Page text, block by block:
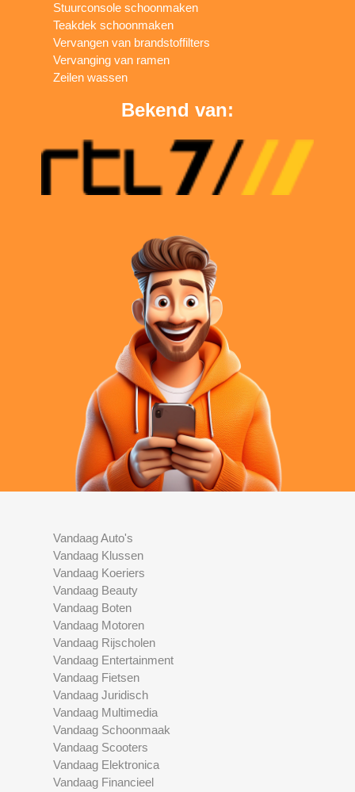
Stuurconsole schoonmaken
Teakdek schoonmaken
Vervangen van brandstoffilters
Vervanging van ramen
Zeilen wassen
Bekend van:
Vandaag Auto's
Vandaag Klussen
Vandaag Koeriers
Vandaag Beauty
Vandaag Boten
Vandaag Motoren
Vandaag Rijscholen
Vandaag Entertainment
Vandaag Fietsen
Vandaag Juridisch
Vandaag Multimedia
Vandaag Schoonmaak
Vandaag Scooters
Vandaag Elektronica
Vandaag Financieel